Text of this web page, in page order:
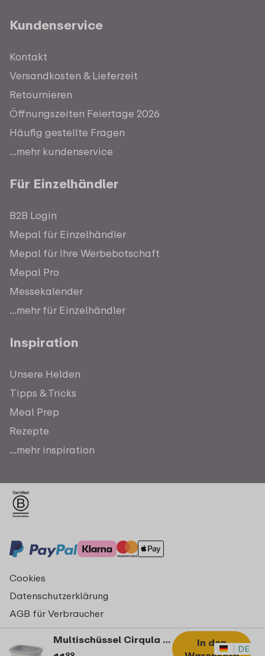
Multischüssel Cirqula rechteckig 1000 ml - Nordic white
In den
Kundenservice
Kontakt
Versandkosten & Lieferzeit
Retournieren
Öffnungszeiten Feiertage 2026
Häufig gestellte Fragen
...mehr kundenservice
Für Einzelhändler
B2B Login
Mepal für Einzelhändler
Mepal für Ihre Werbebotschaft
Mepal Pro
Messekalender
...mehr für Einzelhändler
Inspiration
Unsere Helden
Tipps & Tricks
Meal Prep
Rezepte
...mehr inspiration
Cookies
Datenschutzerklärung
AGB für Verbraucher
Impressum
© Copyright 2026 Mepal
DE